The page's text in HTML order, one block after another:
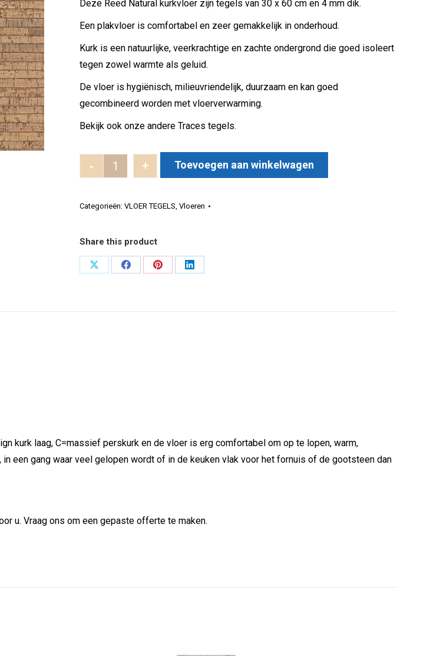
Deze Reed Natural kurkvloer zijn tegels van 30 x 60 cm en 4 mm dik.
Een plakvloer is comfortabel en zeer gemakkelijk in onderhoud.
Kurk is een natuurlijke, veerkrachtige en zachte ondergrond die goed isoleert
tegen zowel warmte als geluid.
De vloer is hygiënisch, milieuvriendelijk, duurzaam en kan goed
gecombineerd worden met vloerverwarming.
Bekijk ook onze andere Traces tegels.
Reed Natural Tegel aantal
- + Toevoegen aan winkelwagen
Categorieën: VLOER TEGELS, Vloeren
Share this product
Deel
Deel
Deel
Deel
kurk laag, C=massief perskurk en de vloer is erg comfortabel om op te lopen, warm,
een gang waar veel gelopen wordt of in de keuken vlak voor het fornuis of de gootsteen dan
u. Vraag ons om een gepaste offerte te maken.